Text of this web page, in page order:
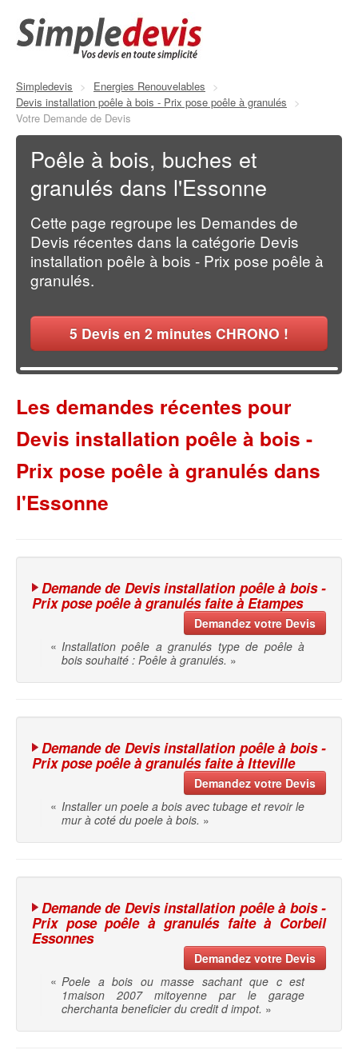
Simpledevis > Energies Renouvelables
>
Devis installation poêle à bois - Prix pose poêle à granulés
>
Votre Demande de Devis
Poêle à bois, buches et
granulés dans l'Essonne
Cette page regroupe les Demandes de
Devis récentes dans la catégorie Devis
installation poêle à bois - Prix pose poêle à
granulés.
5 Devis en 2 minutes CHRONO !
Les demandes récentes pour
Devis installation poêle à bois -
Prix pose poêle à granulés dans
l'Essonne
Demande de Devis installation poêle à bois -
Prix pose poêle à granulés faite à Etampes
Demandez votre Devis
« Installation poêle a granulés type de poêle à
bois souhaité : Poêle à granulés. »
Demande de Devis installation poêle à bois -
Prix pose poêle à granulés faite à Itteville
Demandez votre Devis
« Installer un poele a bois avec tubage et revoir le
mur à coté du poele à bois. »
Demande de Devis installation poêle à bois -
Prix pose poêle à granulés faite à Corbeil
Essonnes
Demandez votre Devis
« Poele a bois ou masse sachant que c est
1maison 2007 mitoyenne par le garage
cherchanta beneficier du credit d impot. »